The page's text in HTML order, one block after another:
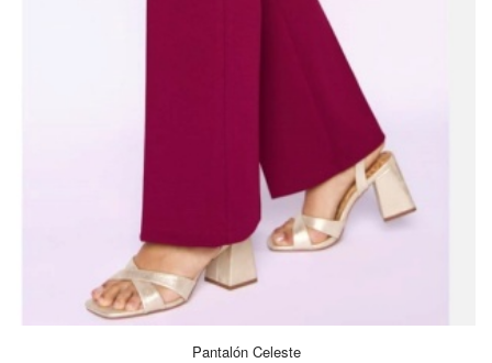
Pantalón Celeste